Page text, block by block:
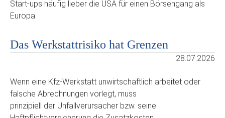
Start-ups häufig lieber die USA für einen Börsengang als
Europa.
Das Werkstattrisiko hat Grenzen
28.07.2026
Wenn eine Kfz-Werkstatt unwirtschaftlich arbeitet oder
falsche Abrechnungen vorlegt, muss
prinzipiell der Unfallverursacher bzw. seine